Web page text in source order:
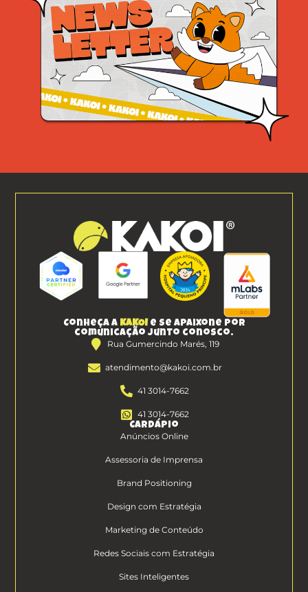
Conheça a KAKOI e se apaixone por
comunicação junto conosco.
Rua Gumercindo Marés, 119
atendimento@kakoi.com.br
41 3014-7662
41 3014-7662
Cardápio
Anúncios Online
Assessoria de Imprensa
Brand Positioning
Design com Estratégia
Marketing de Conteúdo
Redes Sociais com Estratégia
Sites Inteligentes